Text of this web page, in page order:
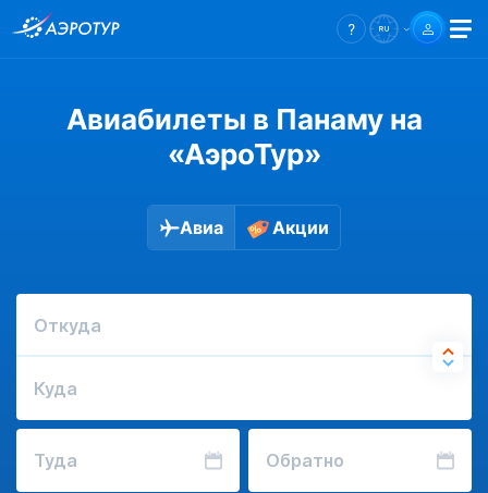
Авиабилеты в Панаму на
«АэроТур»
Авиа Акции
Откуда
Куда
Туда Обратно